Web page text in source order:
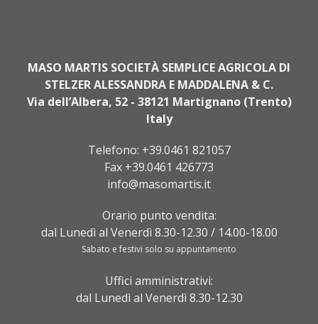
MASO MARTIS SOCIETÀ SEMPLICE AGRICOLA DI
STELZER ALESSANDRA E MADDALENA & C.
Via dell’Albera, 52 - 38121 Martignano (Trento)
Italy
Telefono: +39.0461 821057
Fax +39.0461 426773
info@masomartis.it
Orario punto vendita:
dal Lunedì al Venerdì 8.30-12.30 / 14.00-18.00
Sabato e festivi solo su appuntamento
Uffici amministrativi:
dal Lunedì al Venerdì 8.30-12.30